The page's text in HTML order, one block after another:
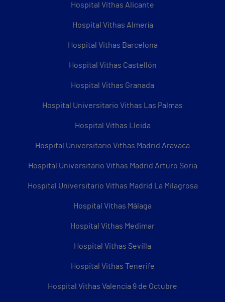
Hospital Vithas Alicante
Hospital Vithas Almería
Hospital Vithas Barcelona
Hospital Vithas Castellón
Hospital Vithas Granada
Hospital Universitario Vithas Las Palmas
Hospital Vithas Lleida
Hospital Universitario Vithas Madrid Aravaca
Hospital Universitario Vithas Madrid Arturo Soria
Hospital Universitario Vithas Madrid La Milagrosa
Hospital Vithas Málaga
Hospital Vithas Medimar
Hospital Vithas Sevilla
Hospital Vithas Tenerife
Hospital Vithas Valencia 9 de Octubre